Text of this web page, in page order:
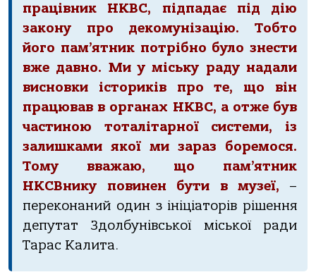
працівник НКВС, підпадає під дію
закону про декомунізацію. Тобто
його пам’ятник потрібно було знести
вже давно. Ми у міську раду надали
висновки істориків про те, що він
працював в органах НКВС, а отже був
частиною тоталітарної системи, із
залишками якої ми зараз боремося.
Тому вважаю, що пам’ятник
НКСВнику повинен бути в музеї, –
переконаний один з ініціаторів рішення
депутат Здолбунівської міської ради
Тарас Калита.